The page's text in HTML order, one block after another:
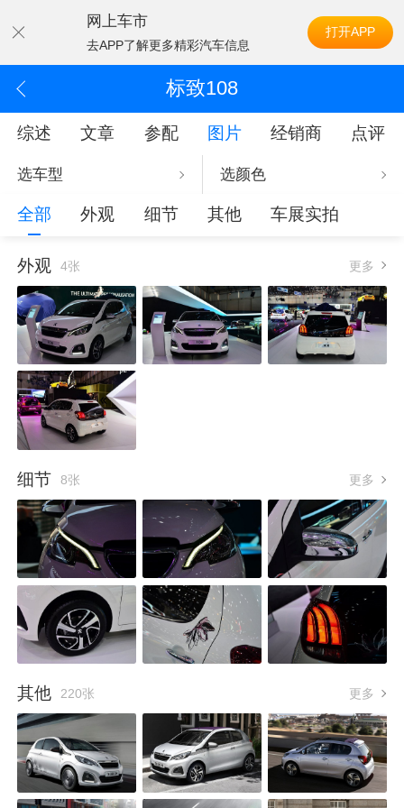
网上车市
去APP了解更多精彩汽车信息
打开APP
标致108
综述 文章 参配 图片 经销商 点评
选车型 选颜色
全部 外观 细节 其他 车展实拍
外观 4张 更多
细节 8张 更多
其他 220张 更多